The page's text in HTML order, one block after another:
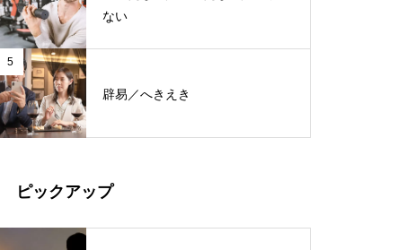
ない
5
辟易／へきえき
ピックアップ